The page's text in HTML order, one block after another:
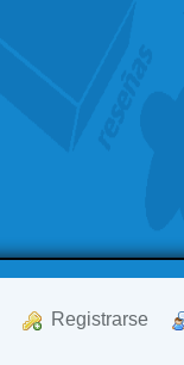
Registrarse